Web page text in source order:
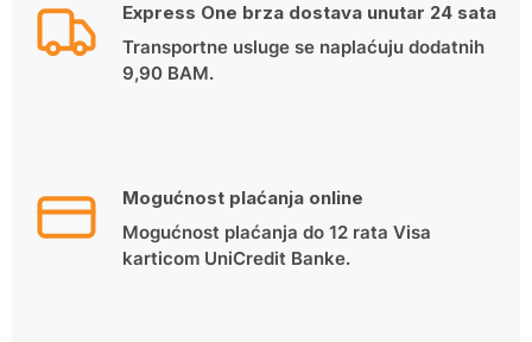
Express One brza dostava unutar 24 sata
Transportne usluge se naplaćuju dodatnih
9,90 BAM.
Mogućnost plaćanja online
Mogućnost plaćanja do 12 rata Visa
karticom UniCredit Banke.